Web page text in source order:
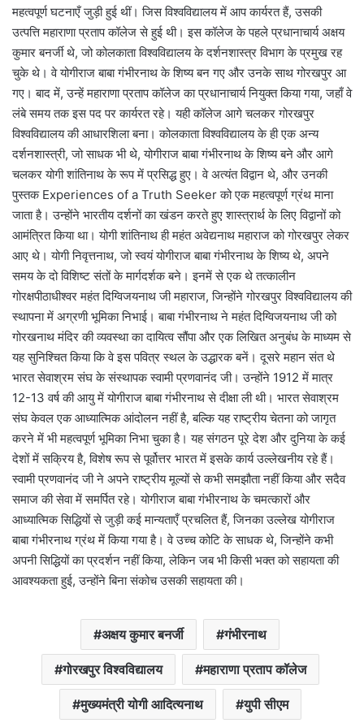
महत्वपूर्ण घटनाएँ जुड़ी हुई थीं। जिस विश्वविद्यालय में आप कार्यरत हैं, उसकी
उत्पत्ति महाराणा प्रताप कॉलेज से हुई थी। इस कॉलेज के पहले प्रधानाचार्य अक्षय
कुमार बनर्जी थे, जो कोलकाता विश्वविद्यालय के दर्शनशास्त्र विभाग के प्रमुख रह
चुके थे। वे योगीराज बाबा गंभीरनाथ के शिष्य बन गए और उनके साथ गोरखपुर आ
गए। बाद में, उन्हें महाराणा प्रताप कॉलेज का प्रधानाचार्य नियुक्त किया गया, जहाँ वे
लंबे समय तक इस पद पर कार्यरत रहे। यही कॉलेज आगे चलकर गोरखपुर
विश्वविद्यालय की आधारशिला बना। कोलकाता विश्वविद्यालय के ही एक अन्य
दर्शनशास्त्री, जो साधक भी थे, योगीराज बाबा गंभीरनाथ के शिष्य बने और आगे
चलकर योगी शांतिनाथ के रूप में प्रसिद्ध हुए। वे अत्यंत विद्वान थे, और उनकी
पुस्तक Experiences of a Truth Seeker को एक महत्वपूर्ण ग्रंथ माना
जाता है। उन्होंने भारतीय दर्शनों का खंडन करते हुए शास्त्रार्थ के लिए विद्वानों को
आमंत्रित किया था। योगी शांतिनाथ ही महंत अवेद्यनाथ महाराज को गोरखपुर लेकर
आए थे। योगी निवृत्तनाथ, जो स्वयं योगीराज बाबा गंभीरनाथ के शिष्य थे, अपने
समय के दो विशिष्ट संतों के मार्गदर्शक बने। इनमें से एक थे तत्कालीन
गोरक्षपीठाधीश्वर महंत दिग्विजयनाथ जी महाराज, जिन्होंने गोरखपुर विश्वविद्यालय की
स्थापना में अग्रणी भूमिका निभाई। बाबा गंभीरनाथ ने महंत दिग्विजयनाथ जी को
गोरखनाथ मंदिर की व्यवस्था का दायित्व सौंपा और एक लिखित अनुबंध के माध्यम से
यह सुनिश्चित किया कि वे इस पवित्र स्थल के उद्धारक बनें। दूसरे महान संत थे
भारत सेवाश्रम संघ के संस्थापक स्वामी प्रणवानंद जी। उन्होंने 1912 में मात्र
12-13 वर्ष की आयु में योगीराज बाबा गंभीरनाथ से दीक्षा ली थी। भारत सेवाश्रम
संघ केवल एक आध्यात्मिक आंदोलन नहीं है, बल्कि यह राष्ट्रीय चेतना को जागृत
करने में भी महत्वपूर्ण भूमिका निभा चुका है। यह संगठन पूरे देश और दुनिया के कई
देशों में सक्रिय है, विशेष रूप से पूर्वोत्तर भारत में इसके कार्य उल्लेखनीय रहे हैं।
स्वामी प्रणवानंद जी ने अपने राष्ट्रीय मूल्यों से कभी समझौता नहीं किया और सदैव
समाज की सेवा में समर्पित रहे। योगीराज बाबा गंभीरनाथ के चमत्कारों और
आध्यात्मिक सिद्धियों से जुड़ी कई मान्यताएँ प्रचलित हैं, जिनका उल्लेख योगीराज
बाबा गंभीरनाथ ग्रंथ में किया गया है। वे उच्च कोटि के साधक थे, जिन्होंने कभी
अपनी सिद्धियों का प्रदर्शन नहीं किया, लेकिन जब भी किसी भक्त को सहायता की
आवश्यकता हुई, उन्होंने बिना संकोच उसकी सहायता की।
अक्षय कुमार बनर्जी गंभीरनाथ
गोरखपुर विश्वविद्यालय महाराणा प्रताप कॉलेज
मुख्यमंत्री योगी आदित्यनाथ युपी सीएम